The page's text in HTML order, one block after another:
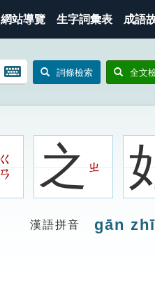
網站導覽 生字詞彙表 成語
開
鍵
圖
詞條檢索 全文
ㄍ
ㄢ
之ㄓ
漢語拼音 gān